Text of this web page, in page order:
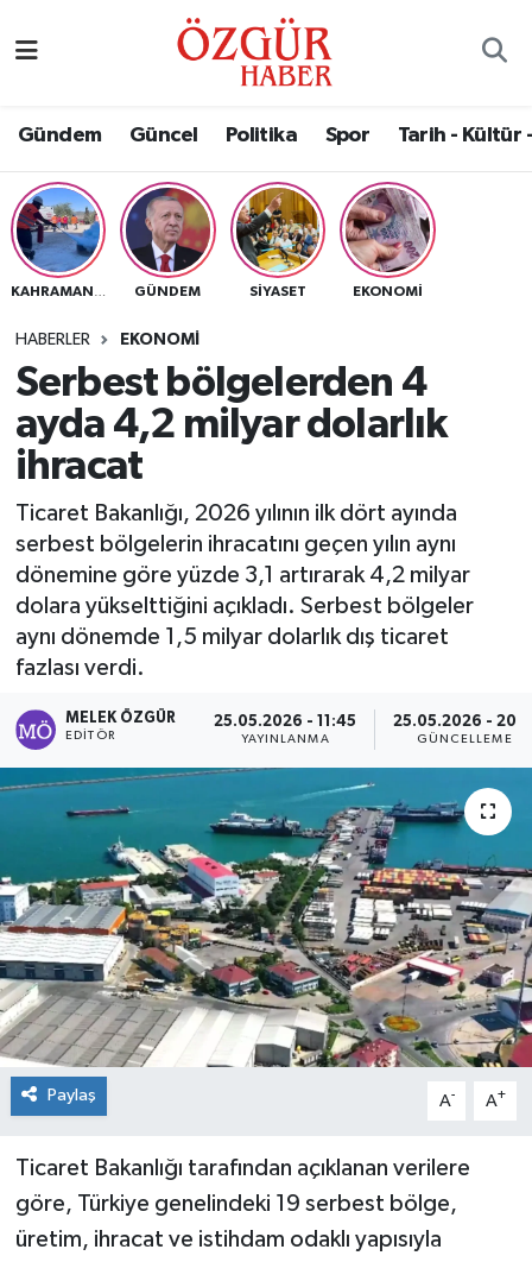
Gündem Güncel Politika Spor Tarih - Kültür
GÜNDEM SIYASET EKONOMI
HABERLER EKONOMI
Serbest bölgelerden 4
ayda 4,2 milyar dolarlık
ihracat
Ticaret Bakanlığı, 2026 yılının ilk dört ayında
serbest bölgelerin ihracatını geçen yılın aynı
dönemine göre yüzde 3,1 artırarak 4,2 milyar
dolara yükselttiğini açıkladı. Serbest bölgeler
aynı dönemde 1,5 milyar dolarlık dış ticaret
fazlası verdi.
MELEK ÖZGÜR
EDITÖR
25.05.2026 - 11:45
YAYINLANMA
25.05.2026 -
GÜNCELLEME
Paylaş A- A+
Ticaret Bakanlığı tarafından açıklanan verilere
göre, Türkiye genelindeki 19 serbest bölge,
üretim, ihracat ve istihdam odaklı yapısıyla
Eğitim
Ekonomi
Güncel
Gündem
Magazin
Politika
Sağlık
Spor
Nöbetçi Eczaneler
Namaz Vakitleri
Trafik Durumu
Süper Lig Puan Durumu ve Fikstür
Tüm Manşetler
Son Dakika Haberleri
Haber Arşivi